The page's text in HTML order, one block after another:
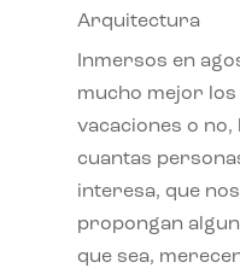
Arquitectura
Inmersos en
mucho mejor los
vacaciones o no,
cuantas
interesa, que
propongan
que sea,